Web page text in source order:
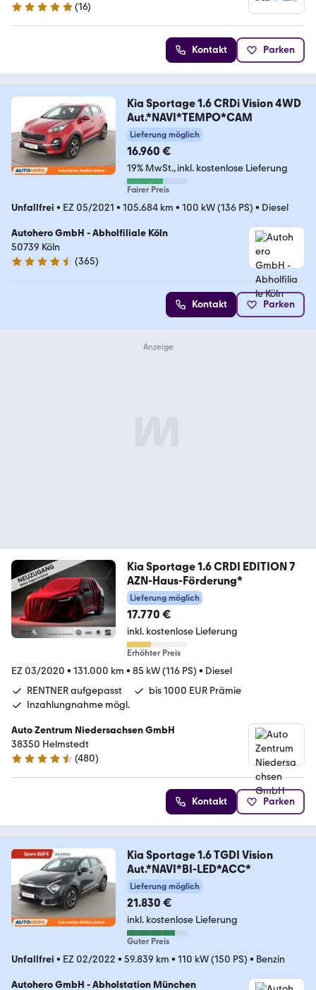
5 Sterne
(16)
Kontakt Parken
Kia Sportage 1.6 CRDi Vision 4WD
Aut.*NAVI*TEMPO*CAM
Lieferung möglich
16.960 €
19% MwSt. inkl. kostenlose Lieferung
Fairer Preis
Unfallfrei • EZ 05/2021 • 105.684 km • 100 kW (136 PS) • Diesel
Autohero GmbH - Abholfiliale Köln
50739 Köln
4.6 Sterne
(365)
Kontakt Parken
Kia Sportage 1.6 CRDI EDITION 7
AZN-Haus-Förderung*
Lieferung möglich
17.770 €
inkl. kostenlose Lieferung
Erhöhter Preis
EZ 03/2020 • 131.000 km • 85 kW (116 PS) • Diesel
RENTNER aufgepasst
bis 1000 EUR Prämie
Inzahlungnahme mögl.
Auto Zentrum Niedersachsen GmbH
38350 Helmstedt
4.5 Sterne
(480)
Kontakt Parken
Kia Sportage 1.6 TGDI Vision
Aut.*NAVI*BI-LED*ACC*
Lieferung möglich
21.830 €
inkl. kostenlose Lieferung
Guter Preis
Unfallfrei • EZ 02/2022 • 59.839 km • 110 kW (150 PS) • Benzin
Autohero GmbH - Abholstation München